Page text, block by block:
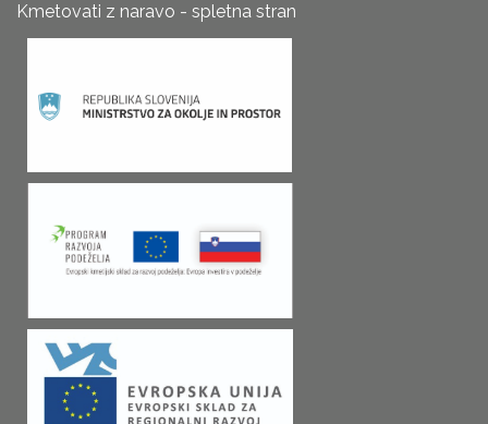
Kmetovati z naravo - spletna stran